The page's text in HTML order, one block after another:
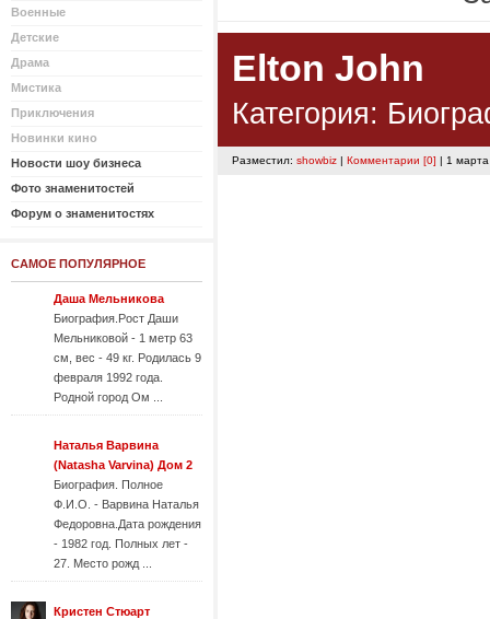
Военные
Детские
Драма
Мистика
Приключения
Новинки кино
Новости шоу бизнеса
Фото знаменитостей
Форум о знаменитостях
САМОЕ ПОПУЛЯРНОЕ
Даша Мельникова
Биография.Рост Даши
Мельниковой - 1 метр 63
см, вес - 49 кг. Родилась 9
февраля 1992 года.
Родной город Ом ...
Наталья Варвина
(Natasha Varvina) Дом 2
Биография. Полное
Ф.И.О. - Варвина Наталья
Федоровна.Дата рождения
- 1982 год. Полных лет -
27. Место рожд ...
Кристен Стюарт
Elton John
Категория:
Разместил: showbiz | Комментарии [0] | 1